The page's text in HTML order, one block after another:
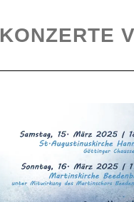
KONZERTE